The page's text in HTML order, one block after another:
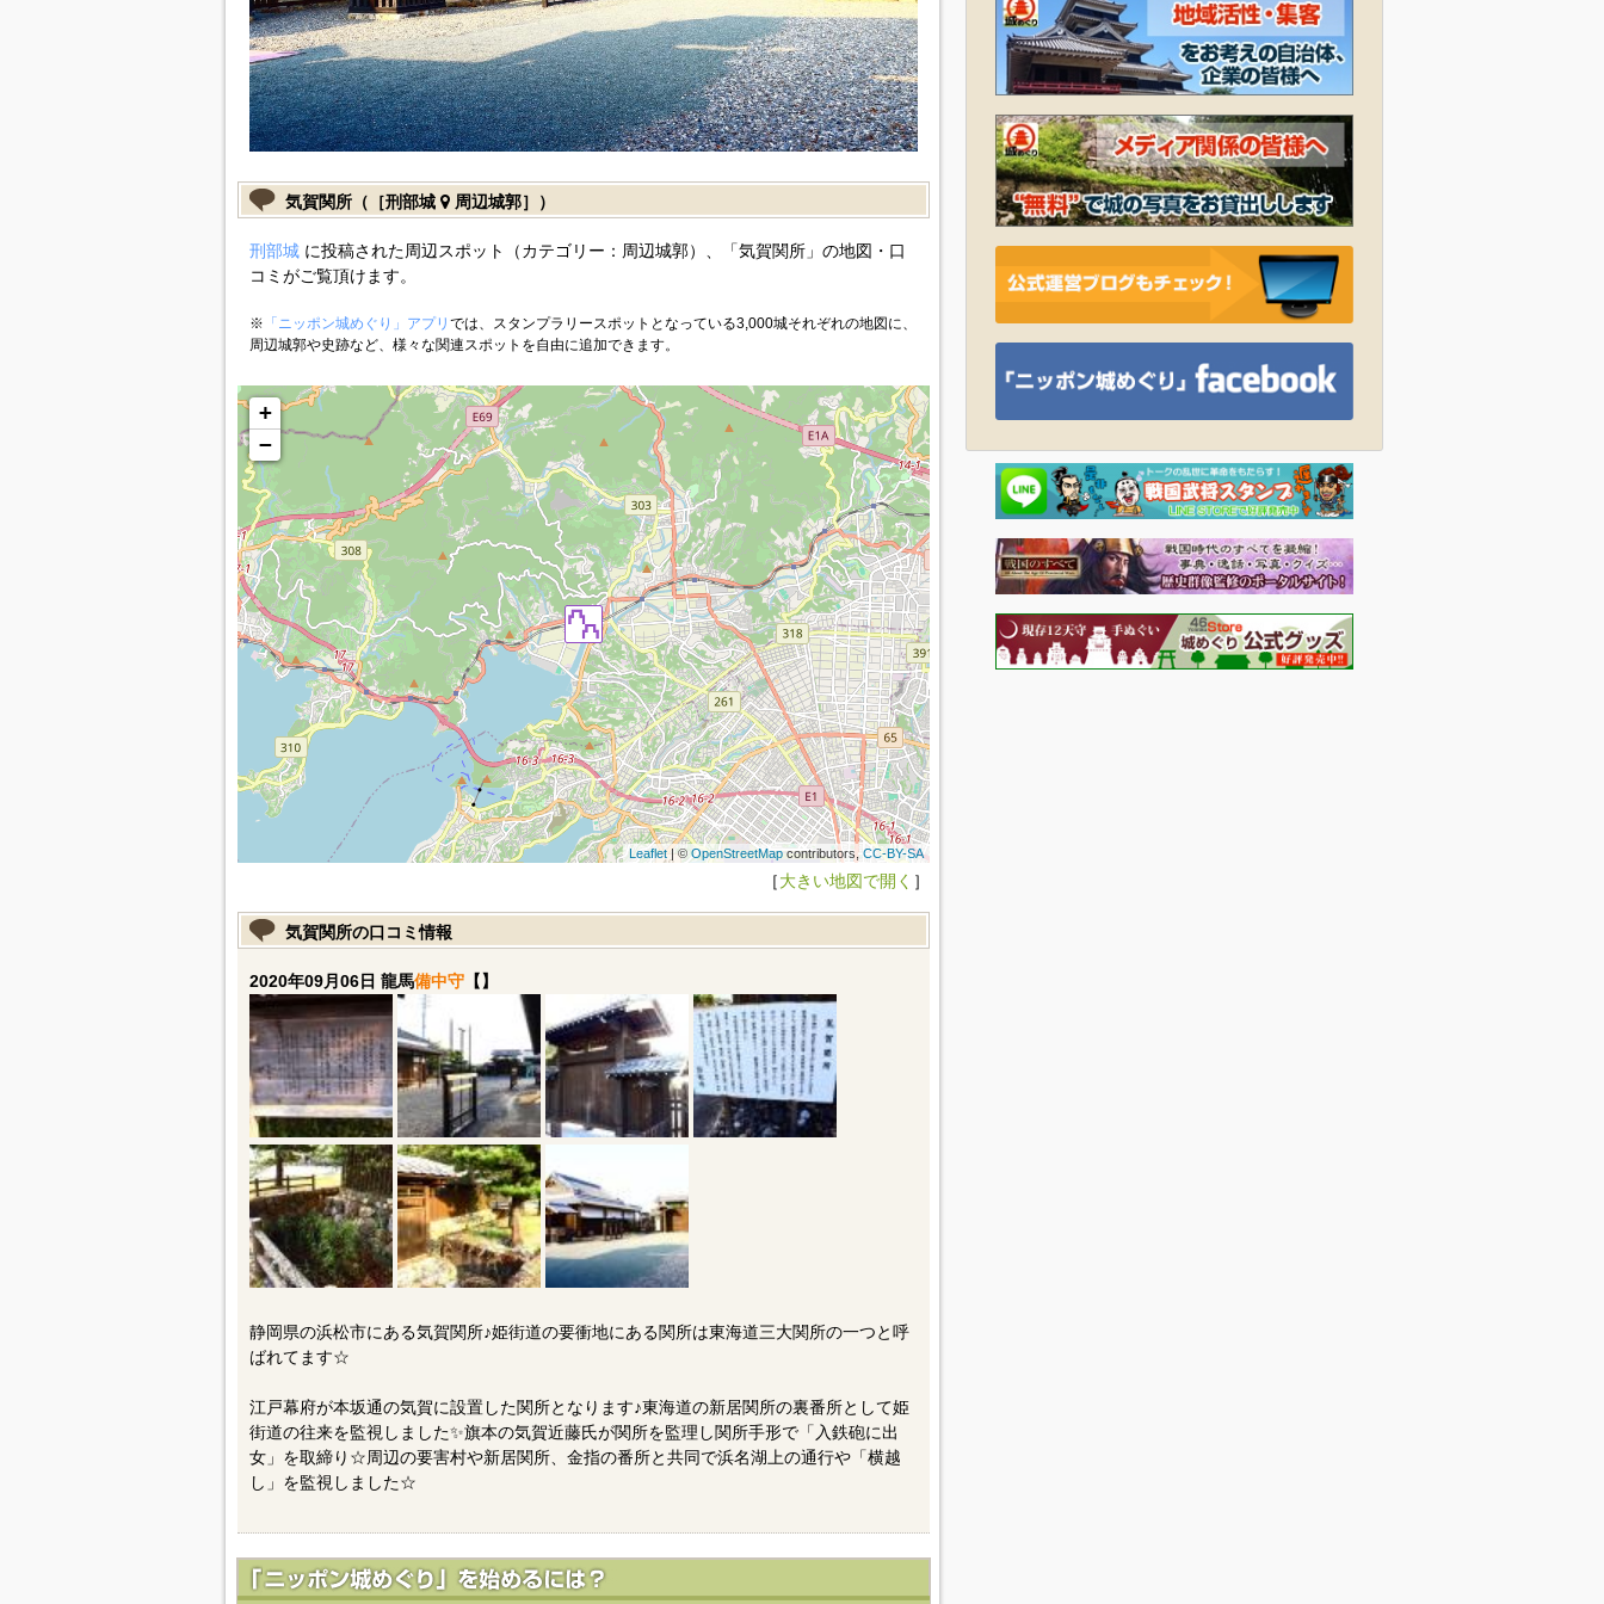
気賀関所（［刑部城 周辺城郭］）
刑部城に投稿された周辺スポット（カテゴリー：周辺城郭）、「気賀関所」の地図・口
コミがご覧頂けます。
※ 「ニッポン城めぐり」アプリ では、スタンプラリースポットとなっている3,000城それぞれの地図に、
周辺城郭や史跡など、様々な関連スポットを自由に追加できます。
+
−
Leaflet| © OpenStreetMapcontributors, CC-BY-SA
［大きい地図で開く ］
気賀関所の口コミ情報
2020年09月06日 龍馬備中守【】
静岡県の浜松市にある気賀関所♪姫街道の要衝地にある関所は東海道三大関所の一つと呼
ばれてます☆
江戸幕府が本坂通の気賀に設置した関所となります♪東海道の新居関所の裏番所として姫
街道の往来を監視しました✨旗本の気賀近藤氏が関所を監理し関所手形で「入鉄砲に出
女」を取締り☆周辺の要害村や新居関所、金指の番所と共同で浜名湖上の通行や「横越
し」を監視しました☆